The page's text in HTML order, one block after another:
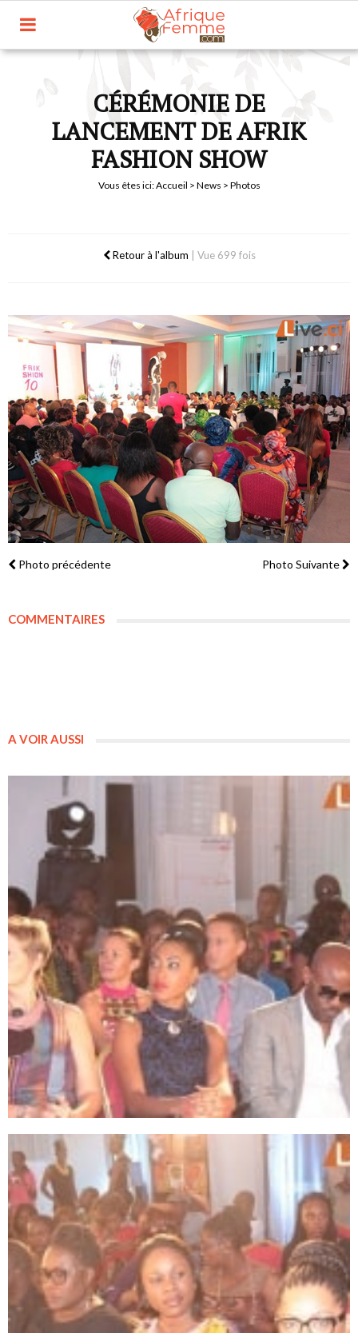
CÉRÉMONIE DE
LANCEMENT DE AFRIK
FASHION SHOW
Vous êtes ici:Accueil > News > Photos
Retour à l'album Vue 699 fois
Photo précédente Photo Suivante
COMMENTAIRES
A VOIR AUSSI